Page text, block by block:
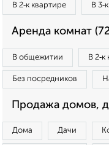
В 2‑к квартире В
Аренда комнат
В общежитии В
Без посредников
Продажа домов,
Дома Дачи